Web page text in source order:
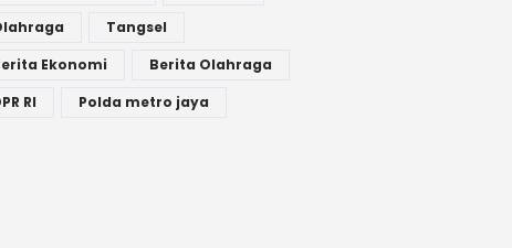
Tangsel
Ekonomi
Berita Olahraga
RI
Polda metro jaya